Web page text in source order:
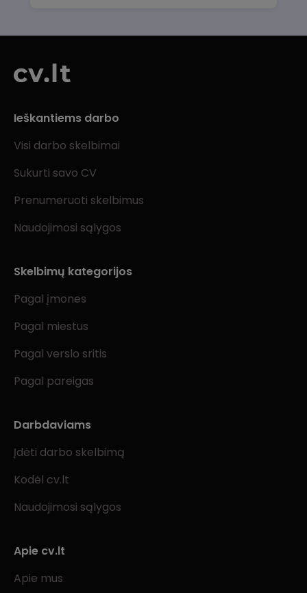
Ieškantiems darbo
Visi darbo skelbimai
Sukurti savo CV
Prenumeruoti skelbimus
Naudojimosi sąlygos
Skelbimų kategorijos
Pagal įmones
Pagal miestus
Pagal verslo sritis
Pagal pareigas
Darbdaviams
Įdėti darbo skelbimą
Kodėl cv.lt
Naudojimosi sąlygos
Apie cv.lt
Apie mus